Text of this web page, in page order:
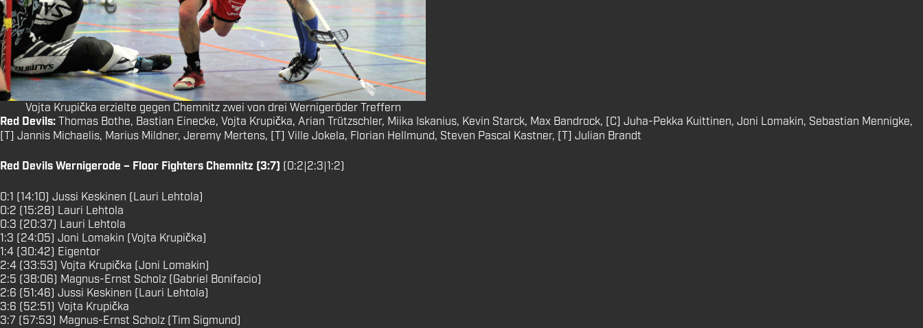
Vojta Krupička erzielte gegen Chemnitz zwei von drei Wernigeröder Treffern
Red Devils: Thomas Bothe, Bastian Einecke, Vojta Krupička, Arian Trützschler, Miika Iskanius, Kevin Starck, Max Bandrock, [C] Juha-Pekka Kuittinen, Joni Lomakin, Sebastian Mennigke,
[T] Jannis Michaelis, Marius Mildner, Jeremy Mertens, [T] Ville Jokela, Florian Hellmund, Steven Pascal Kastner, [T] Julian Brandt
Red Devils Wernigerode – Floor Fighters Chemnitz (3:7) (0:2|2:3|1:2)
0:1 (14:10) Jussi Keskinen (Lauri Lehtola)
0:2 (15:28) Lauri Lehtola
0:3 (20:37) Lauri Lehtola
1:3 (24:05) Joni Lomakin (Vojta Krupička)
1:4 (30:42) Eigentor
2:4 (33:53) Vojta Krupička (Joni Lomakin)
2:5 (38:06) Magnus-Ernst Scholz (Gabriel Bonifacio)
2:6 (51:46) Jussi Keskinen (Lauri Lehtola)
3:6 (52:51) Vojta Krupička
3:7 (57:53) Magnus-Ernst Scholz (Tim Sigmund)